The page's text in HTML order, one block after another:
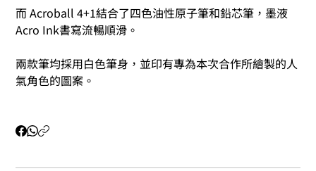
而 Acroball 4+1結合了四色油性原子筆和鉛芯筆，墨液
Acro Ink書寫流暢順滑。
兩款筆均採用白色筆身，並印有專為本次合作所繪製的人
氣角色的圖案。